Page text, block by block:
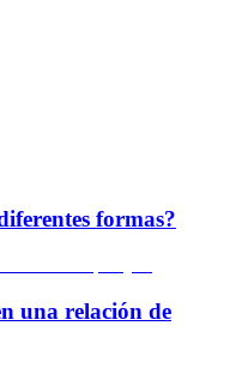
formas?
una relación de